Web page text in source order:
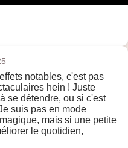
notables, c'est pas
hein ! Juste
se détendre, ou si c'est
suis pas en mode
mais si une petite
le quotidien,